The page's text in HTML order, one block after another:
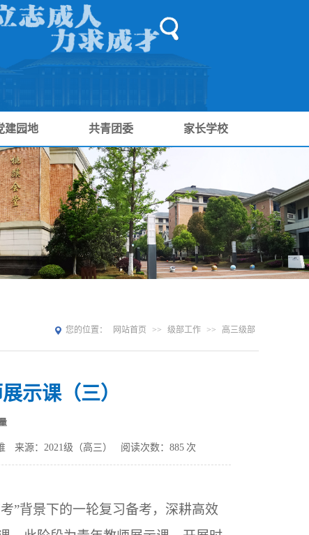
建园地 共青团委 家长学校
您的位置： 网站首页 >> 级部工作 >> 高三级部
示课（三）
来源：2021级（高三） 阅读次数：885 次
”背景下的一轮复习备考，深耕高效